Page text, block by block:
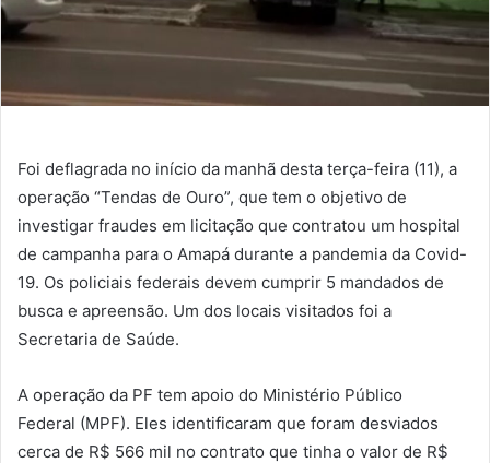
Foi deflagrada no início da manhã desta terça-feira (11), a
operação “Tendas de Ouro”, que tem o objetivo de
investigar fraudes em licitação que contratou um hospital
de campanha para o Amapá durante a pandemia da Covid-
19. Os policiais federais devem cumprir 5 mandados de
busca e apreensão. Um dos locais visitados foi a
Secretaria de Saúde.
A operação da PF tem apoio do Ministério Público
Federal (MPF). Eles identificaram que foram desviados
cerca de R$ 566 mil no contrato que tinha o valor de R$